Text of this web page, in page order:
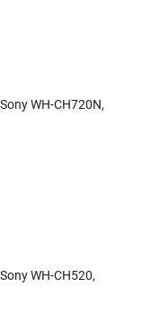
WH-CH720N,
WH-CH520,